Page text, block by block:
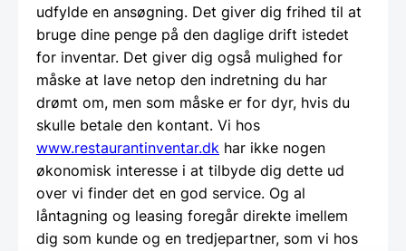
udfylde en ansøgning. Det giver dig frihed til at
bruge dine penge på den daglige drift istedet
for inventar. Det giver dig også mulighed for
måske at lave netop den indretning du har
drømt om, men som måske er for dyr, hvis du
skulle betale den kontant. Vi hos
www.restaurantinventar.dk har ikke nogen
økonomisk interesse i at tilbyde dig dette ud
over vi finder det en god service. Og al
låntagning og leasing foregår direkte imellem
dig som kunde og en tredjepartner, som vi hos